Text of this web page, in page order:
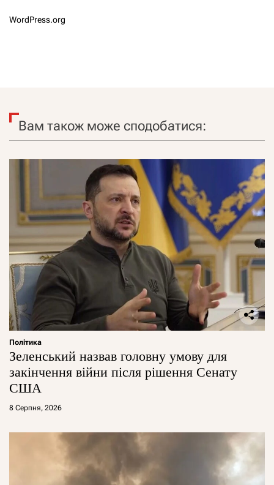
WordPress.org
Вам також може сподобатися:
Політика
Зеленський назвав головну умову для
закінчення війни після рішення Сенату
США
8 Серпня, 2026